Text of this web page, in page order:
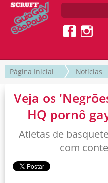
Página Inicial Notícias
Veja os
HQ pornô
Atletas de
com